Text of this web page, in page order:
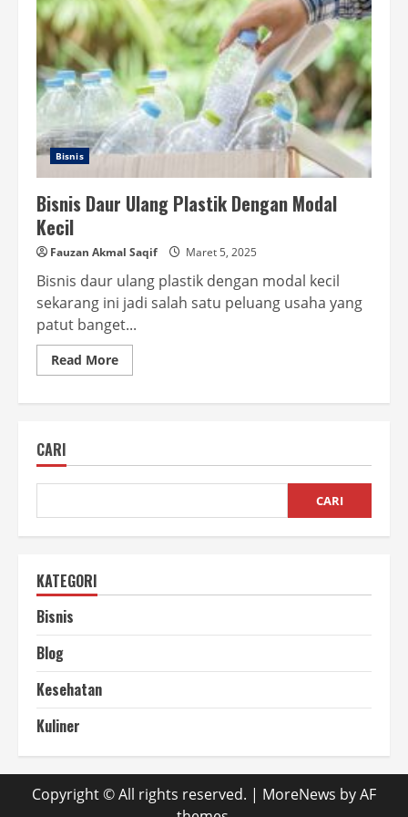
Bisnis
Bisnis Daur Ulang Plastik Dengan Modal
Kecil
Fauzan Akmal Saqif Maret 5, 2025
Bisnis daur ulang plastik dengan modal kecil
sekarang ini jadi salah satu peluang usaha yang
patut banget...
Read MoreRead
more
Modal
CARI
CARI
KATEGORI
Bisnis
Blog
Kesehatan
Kuliner
Copyright © All rights reserved. | MoreNews by AF